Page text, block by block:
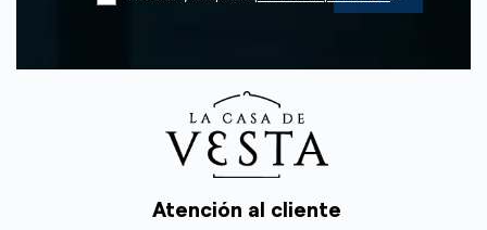
Atención al cliente